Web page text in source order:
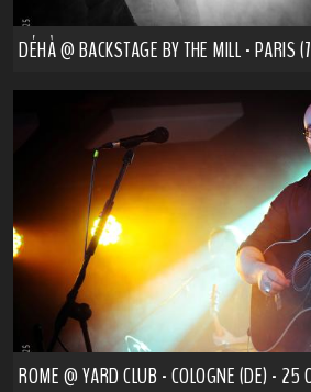
DÉHÀ @ BACKSTAGE BY THE MILL -
ROME @ YARD CLUB - COLOGNE (DE) - 25